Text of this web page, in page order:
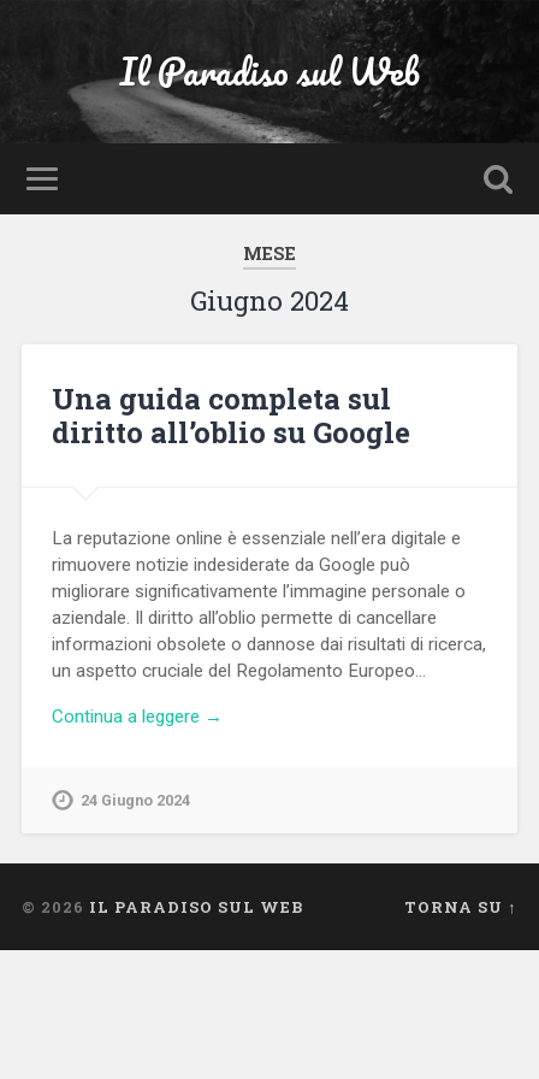
Il Paradiso sul Web
MESE
Giugno 2024
Una guida completa sul
diritto all’oblio su Google
La reputazione online è essenziale nell’era digitale e
rimuovere notizie indesiderate da Google può
migliorare significativamente l’immagine personale o
aziendale. Il diritto all’oblio permette di cancellare
informazioni obsolete o dannose dai risultati di ricerca,
un aspetto cruciale del Regolamento Europeo…
Continua a leggere →
24 Giugno 2024
© 2026 IL PARADISO SUL WEB TORNA SU ↑